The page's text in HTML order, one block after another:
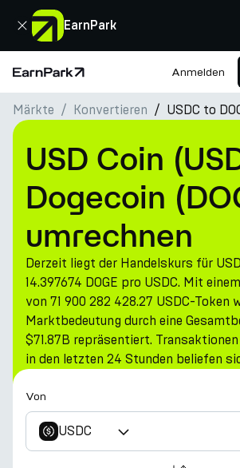
EarnPark
Schließen
Startseite Anmelden
Produkte
Märkte
Rechner
PARK Token
Ressourcen
Unternehmen
Märkte Konvertieren USDC to
USD Coin
Dogecoin
umrechnen
Derzeit liegt der Handelskurs für
14.397674 DOGE pro USDC. Mit
von 71 900 282 428.27 USDC-Token
Marktbedeutung durch eine
$71.87B repräsentiert.
in den letzten 24 Stunden beliefen
Von
USDC